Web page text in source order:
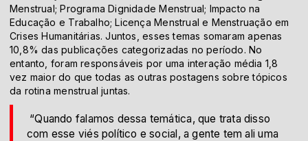
Menstrual; Programa Dignidade Menstrual; Impacto na
Educação e Trabalho; Licença Menstrual e Menstruação em
Crises Humanitárias. Juntos, esses temas somaram apenas
10,8% das publicações categorizadas no período. No
entanto, foram responsáveis por uma interação média 1,8
vez maior do que todas as outras postagens sobre tópicos
da rotina menstrual juntas.
“Quando falamos dessa temática, que trata disso
com esse viés político e social, a gente tem ali uma